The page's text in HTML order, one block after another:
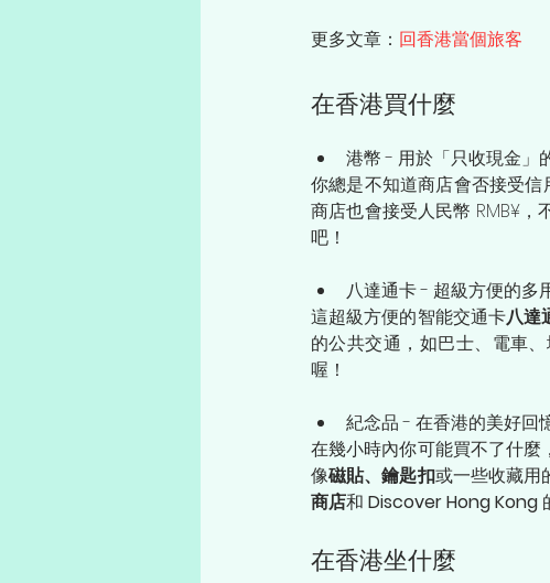
更多文章： 回香港當個旅客
在香港買什麼
港幣 - 用於「只收現金」
你總是不知道商店會否接受
商店也會接受人民幣 RMB¥
吧！
八達通卡 - 超級方便的多
這超級方便的智能交通卡八達
的公共交通，如巴士、電車
喔！
紀念品 - 在香港的美好回
在幾小時內你可能買不了什
像磁貼、鑰匙扣或一些收藏用
商店和 Discover Hong Kong
在香港坐什麼